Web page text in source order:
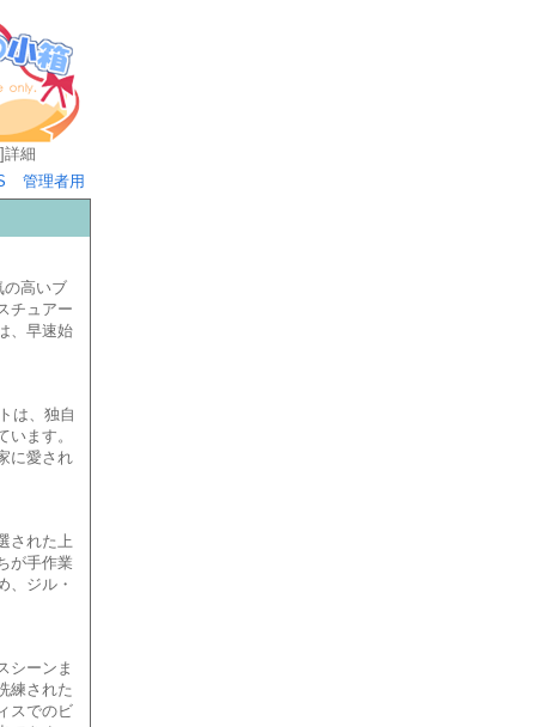
]詳細
管理者用
の高いブ
チュアー
、早速始
は、独自
ます。
に愛され
された上
が手作業
、ジル・
シーンま
練された
スでのビ